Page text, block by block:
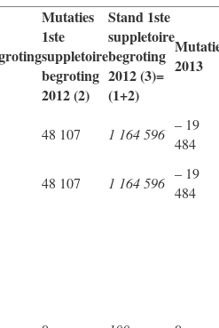
Mutaties
1ste
suppletoire
begroting
2012 (2)
Stand 1ste
suppletoire
begroting
2012 (3)=
(1+2)
2013
48 107 1 164 596
– 19
484
48 107 1 164 596
– 19
484